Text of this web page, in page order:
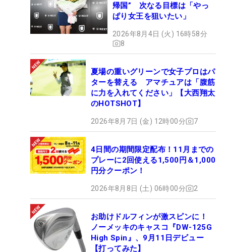
帰国” 次なる目標は「やっ
ぱり女王を狙いたい」
2026年8月4日 (火) 16時58分
8
夏場の重いグリーンで女子プロはパ
ターを替える アマチュアは「腹筋
に力を入れてください」【大西翔太
のHOTSHOT】
2026年8月7日 (金) 12時00分 7
4日間の期間限定配布！11月までの
プレーに2回使える1,500円＆1,000
円分クーポン！
2026年8月8日 (土) 06時00分 2
お助けドルフィンが激スピンに！
ノーメッキのキャスコ『DW-125G
High Spin』、9月11日デビュー
【打ってみた】